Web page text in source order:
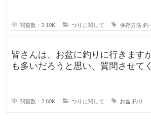
閲覧数：2.19K つりに関して 保存方法 釣
皆さんは、お盆に釣りに行きます
も多いだろうと思い、質問させて
閲覧数：2.80K つりに関して お盆 釣り